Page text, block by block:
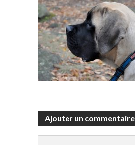
Ajouter un commentaire